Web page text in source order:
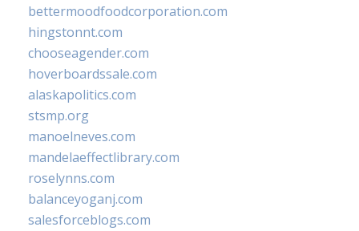
bettermoodfoodcorporation.com
hingstonnt.com
chooseagender.com
hoverboardssale.com
alaskapolitics.com
stsmp.org
manoelneves.com
mandelaeffectlibrary.com
roselynns.com
balanceyoganj.com
salesforceblogs.com